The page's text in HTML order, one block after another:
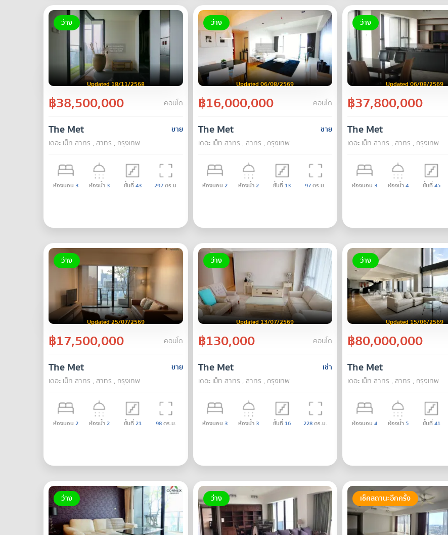
ว่าง
Updated 18/11/2568
฿38,500,000 คอนโด
ขาย
The Met
เดอะ เม็ท สาทร , สาทร , กรุงเทพ
ห้องนอน 3 ห้องน้ำ3 ชั้นที่43 297ตร.ม.
ว่าง
Updated 06/08/2569
฿16,000,000 คอนโด
ขาย
The Met
เดอะ เม็ท สาทร , สาทร , กรุงเทพ
ห้องนอน 2 ห้องน้ำ2 ชั้นที่ 13 97ตร.ม.
ว่าง
Updated 06/08/2569
฿37,800,000
The Met
เดอะ เม็ท สาทร , สาทร , กรุงเทพ
ห้องนอน 3 ห้องน้ำ4 ชั้นที่45
ว่าง
Updated 25/07/2569
฿17,500,000 คอนโด
ขาย
The Met
เดอะ เม็ท สาทร , สาทร , กรุงเทพ
ห้องนอน 2 ห้องน้ำ2 ชั้นที่21 98ตร.ม.
ว่าง
Updated 13/07/2569
฿130,000 คอนโด
เช่า
The Met
เดอะ เม็ท สาทร , สาทร , กรุงเทพ
ห้องนอน 3 ห้องน้ำ3 ชั้นที่ 16 228ตร.ม.
ว่าง
Updated 15/06/2569
฿80,000,000
The Met
เดอะ เม็ท สาทร , สาทร , กรุงเทพ
ห้องนอน 4 ห้องน้ำ5 ชั้นที่41
ว่าง ว่าง เช็คสถานะอีกครั้ง